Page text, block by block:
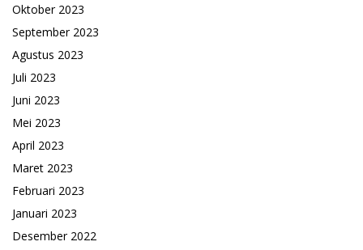
Oktober 2023
September 2023
Agustus 2023
Juli 2023
Juni 2023
Mei 2023
April 2023
Maret 2023
Februari 2023
Januari 2023
Desember 2022